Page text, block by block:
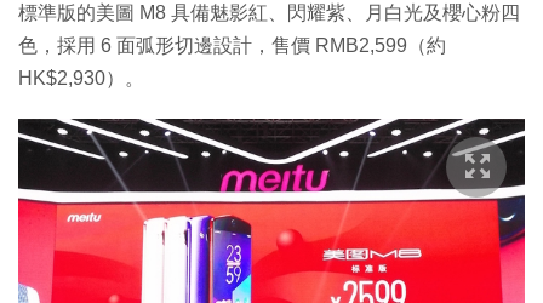
標準版的美圖 M8 具備魅影紅、閃耀紫、月白光及櫻心粉四
色，採用 6 面弧形切邊設計，售價 RMB2,599（約
HK$2,930）。